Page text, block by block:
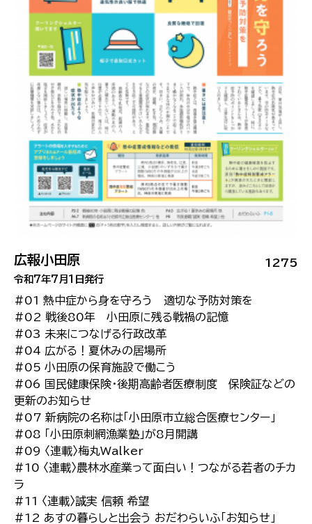
1275
広報小田原
令和7年7月1日発行
#01 熱中症から身を守ろう 適切な予防対策を
#02 戦後80年 小田原に残る戦禍の記憶
#03 未来につなげる行政改革
#04 広がる！夏休みの居場所
#05 小田原の保育施設で働こう
#06 国民健康保険・後期高齢者医療制度 保険証などの
更新のお知らせ
#07 新病院の名称は「小田原市立総合医療センター」
#08 「小田原刺網漁業塾」が8月開講
#09 〈連載〉梅丸Walker
#10 〈連載〉農林水産業って面白い！つながる若者のチカ
ラ
#11 〈連載〉誠実 信頼 希望
#12 あすの暮らしと出会う おだわらいふ「お知らせ」